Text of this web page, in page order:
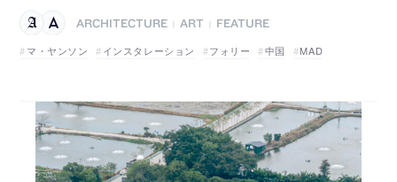
ARCHITECTURE ART
FEATURE
マ・ヤンソン
インスタレーション フォリー 中国 MAD